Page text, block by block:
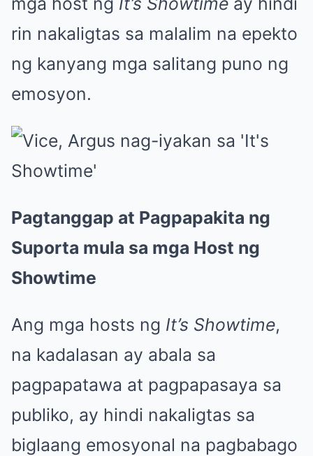
rin nakaligtas sa malalim na epekto
ng kanyang mga salitang puno ng
emosyon.
Pagtanggap at Pagpapakita ng
Suporta mula sa mga Host ng
Showtime
Ang mga hosts ng It’s Showtime,
na kadalasan ay abala sa
pagpapatawa at pagpapasaya sa
publiko, ay hindi nakaligtas sa
biglaang emosyonal na pagbabago